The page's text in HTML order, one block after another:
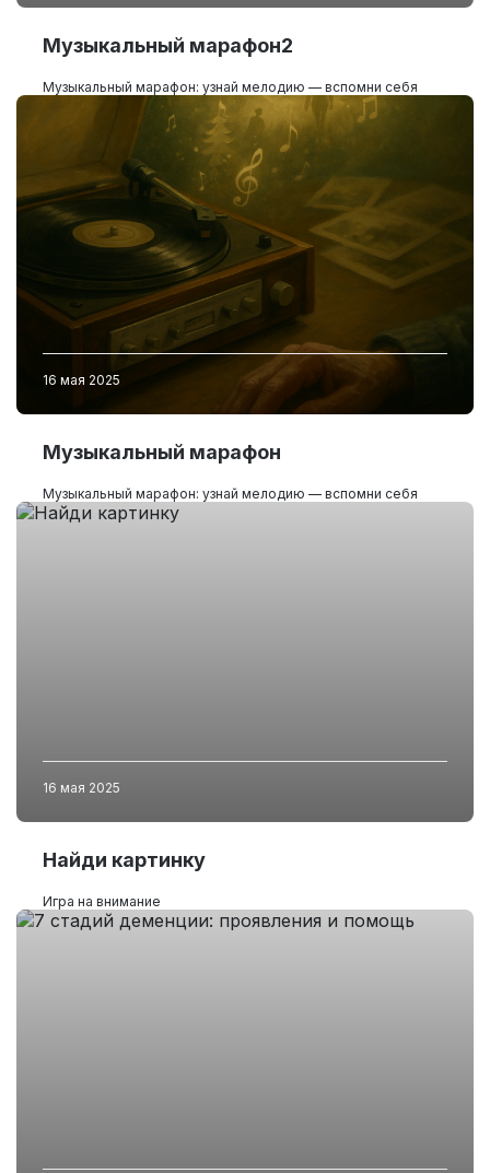
Музыкальный марафон2
Музыкальный марафон: узнай мелодию — вспомни себя
16 мая 2025
Музыкальный марафон
Музыкальный марафон: узнай мелодию — вспомни себя
16 мая 2025
Найди картинку
Игра на внимание